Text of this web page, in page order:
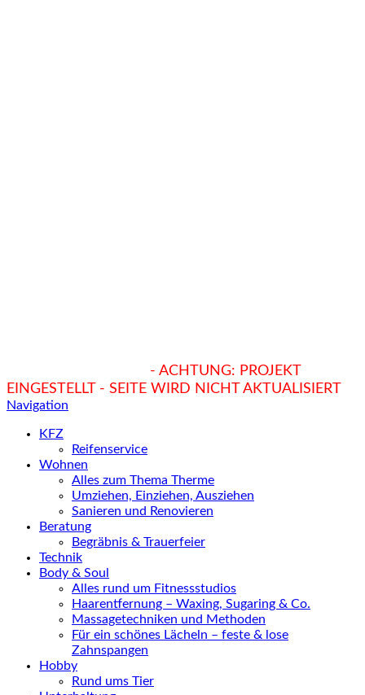
- ACHTUNG: PROJEKT
EINGESTELLT - SEITE WIRD NICHT AKTUALISIERT
Navigation
KFZ
Reifenservice
Wohnen
Alles zum Thema Therme
Umziehen, Einziehen, Ausziehen
Sanieren und Renovieren
Beratung
Begräbnis & Trauerfeier
Technik
Body & Soul
Alles rund um Fitnessstudios
Haarentfernung – Waxing, Sugaring & Co.
Massagetechniken und Methoden
Für ein schönes Lächeln – feste & lose
Zahnspangen
Hobby
Rund ums Tier